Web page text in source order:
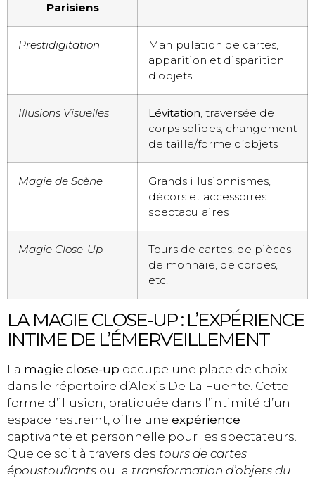
Parisiens
Prestidigitation
Manipulation de cartes,
apparition et disparition
d’objets
Illusions Visuelles Lévitation, traversée de
corps solides, changement
de taille/forme d’objets
Magie de Scène
Grands illusionnismes,
décors et accessoires
spectaculaires
Magie Close-Up
Tours de cartes, de pièces
de monnaie, de cordes,
etc.
LA MAGIE CLOSE-UP : L’EXPÉRIENCE
INTIME DE L’ÉMERVEILLEMENT
La magie close-up occupe une place de choix
dans le répertoire d’Alexis De La Fuente. Cette
forme d’illusion, pratiquée dans l’intimité d’un
espace restreint, offre une expérience
captivante et personnelle pour les spectateurs.
Que ce soit à travers des tours de cartes
époustouflants ou la transformation d’objets du